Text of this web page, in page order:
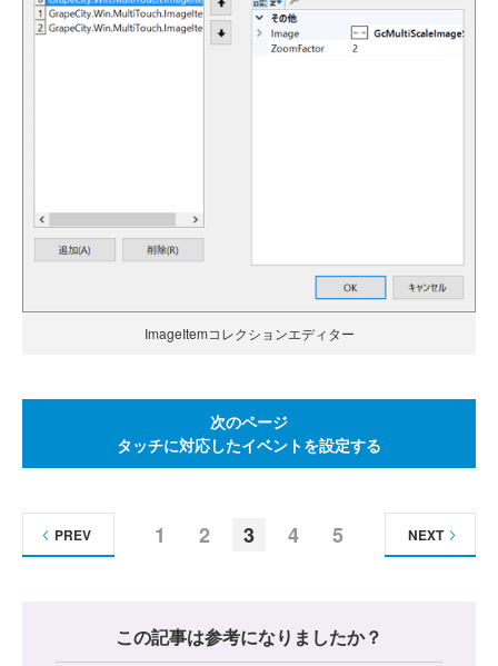
ImageItemコレクションエディター
次のページ
タッチに対応したイベントを設定する
1 2 3 4 5
PREV NEXT
この記事は参考になりましたか？